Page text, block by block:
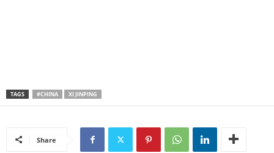
TAGS #CHINA XI JINPING
Share